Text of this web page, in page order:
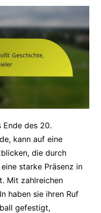
Ende des 20.
kann auf eine
die durch
starke Präsenz in
Mit zahlreichen
haben sie ihren Ruf
gefestigt,